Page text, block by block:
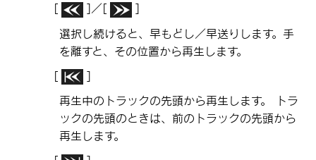
[‍ ‍]／[‍
‍]
選択し続けると、早もどし／早送りします。手
を離すと、その位置から再生します。
[‍
‍]
再生中のトラックの先頭から再生します。 トラ
ックの先頭のときは、前のトラックの先頭から
再生します。